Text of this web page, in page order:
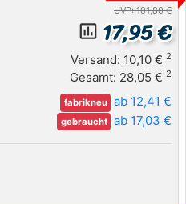
UVP: 101,80 €
insert_chart_outlined 17,95 €
Versand: 10,10 € 2
Gesamt: 28,05 € 2
fabrikneu ab 12,41 €
gebraucht ab 17,03 €